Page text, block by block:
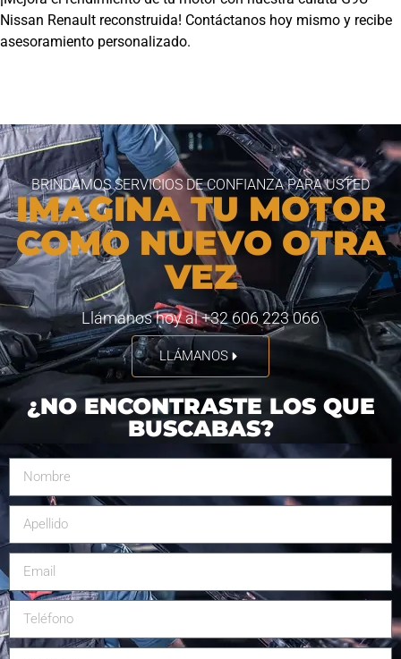
Nissan Renault reconstruida! Contáctanos hoy mismo y recibe
asesoramiento personalizado.
BRINDAMOS SERVICIOS DE CONFIANZA PARA USTED
IMAGINA TU MOTOR
COMO NUEVO OTRA
VEZ
Llámanos hoy al +32 606 223 066
LLÁMANOS
¿NO ENCONTRASTE LOS QUE
BUSCABAS?